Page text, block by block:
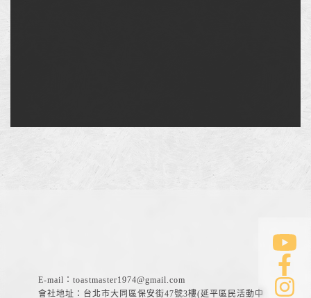
E-mail： toastmaster1974@gmail.com
會社地址：台北市大同區保安街47號3樓(延平區民活動中